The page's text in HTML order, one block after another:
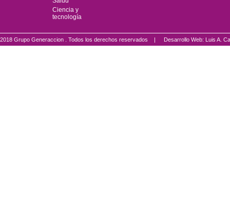
Ciencia y
tecnología
2018 Grupo Generaccion . Todos los derechos reservados | Desarrollo Web: Luis